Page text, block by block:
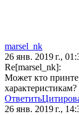
marsel_nk
26 янв. 2019 г.,
Re[marsel_nk]:
Может кто
Ответить
26 янв. 2019 г.,